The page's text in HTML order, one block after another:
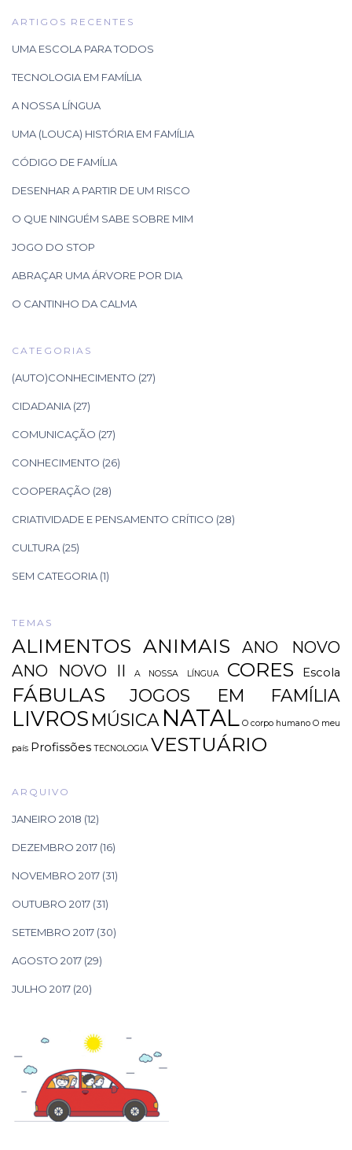
ARTIGOS RECENTES
UMA ESCOLA PARA TODOS
TECNOLOGIA EM FAMÍLIA
A NOSSA LÍNGUA
UMA (LOUCA) HISTÓRIA EM FAMÍLIA
CÓDIGO DE FAMÍLIA
DESENHAR A PARTIR DE UM RISCO
O QUE NINGUÉM SABE SOBRE MIM
JOGO DO STOP
ABRAÇAR UMA ÁRVORE POR DIA
O CANTINHO DA CALMA
CATEGORIAS
(AUTO)CONHECIMENTO (27)
CIDADANIA (27)
COMUNICAÇÃO (27)
CONHECIMENTO (26)
COOPERAÇÃO (28)
CRIATIVIDADE E PENSAMENTO CRÍTICO (28)
CULTURA (25)
SEM CATEGORIA (1)
TEMAS
ALIMENTOS ANIMAIS
ANO NOVO
ANO NOVO II
A NOSSA LÍNGUA CORES Escola
FÁBULAS JOGOS EM FAMÍLIA
LIVROS MÚSICA NATAL O corpo humano O meu
país Profissões TECNOLOGIA VESTUÁRIO
ARQUIVO
JANEIRO 2018 (12)
DEZEMBRO 2017 (16)
NOVEMBRO 2017 (31)
OUTUBRO 2017 (31)
SETEMBRO 2017 (30)
AGOSTO 2017 (29)
JULHO 2017 (20)